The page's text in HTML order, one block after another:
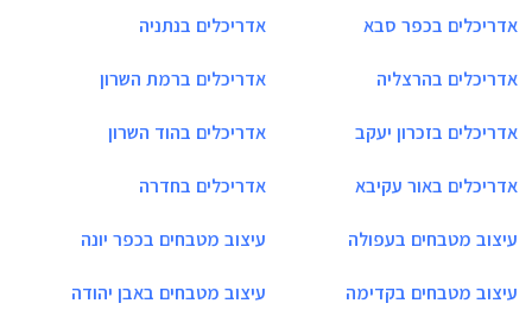
אדריכלים בכפר סבא אדריכלים בנתניה
אדריכלים בהרצליה אדריכלים ברמת השרון
אדריכלים בזכרון יעקב אדריכלים בהוד השרון
אדריכלים באור עקיבא אדריכלים בחדרה
עיצוב מטבחים בעפולה עיצוב מטבחים בכפר יונה
עיצוב מטבחים בקדימה עיצוב מטבחים באבן יהודה